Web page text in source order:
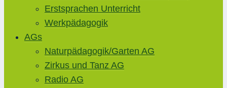
Erstsprachen Unterricht
Werkpädagogik
AGs
Naturpädagogik/Garten AG
Zirkus und Tanz AG
Radio AG